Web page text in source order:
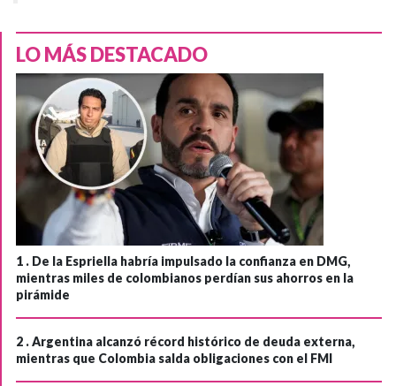
LO MÁS DESTACADO
1 . De la Espriella habría impulsado la confianza en DMG,
mientras miles de colombianos perdían sus ahorros en la
pirámide
2 .Argentina alcanzó récord histórico de deuda externa,
mientras que Colombia salda obligaciones con el FMI